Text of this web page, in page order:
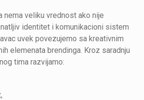
nema veliku vrednost ako nije
identitet i komunikacioni sistem
uvek povezujemo sa kreativnim
elemenata brendinga. Kroz saradnju
tima razvijamo: